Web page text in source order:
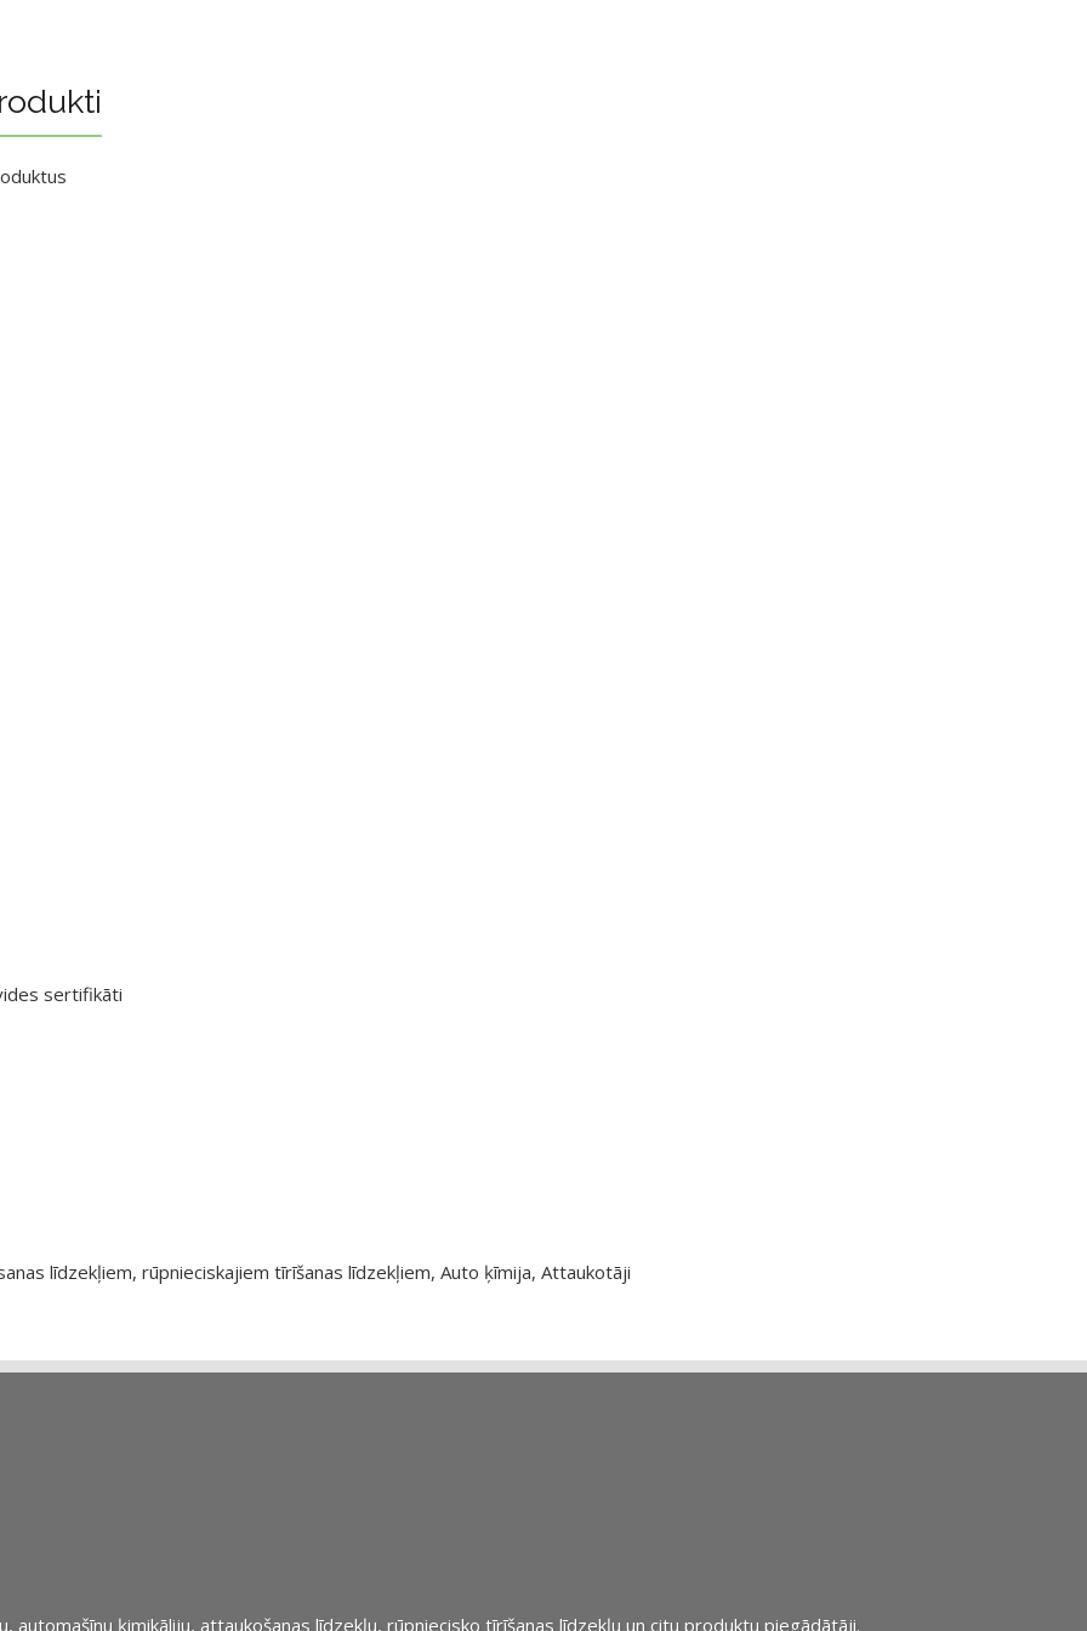
sertifikāti
līdzekļiem, rūpnieciskajiem tīrīšanas līdzekļiem, Auto ķīmija, Attaukotāji
automašīnu ķimikāliju, attaukošanas līdzekļu, rūpniecisko tīrīšanas līdzekļu un citu produktu piegādātāji.